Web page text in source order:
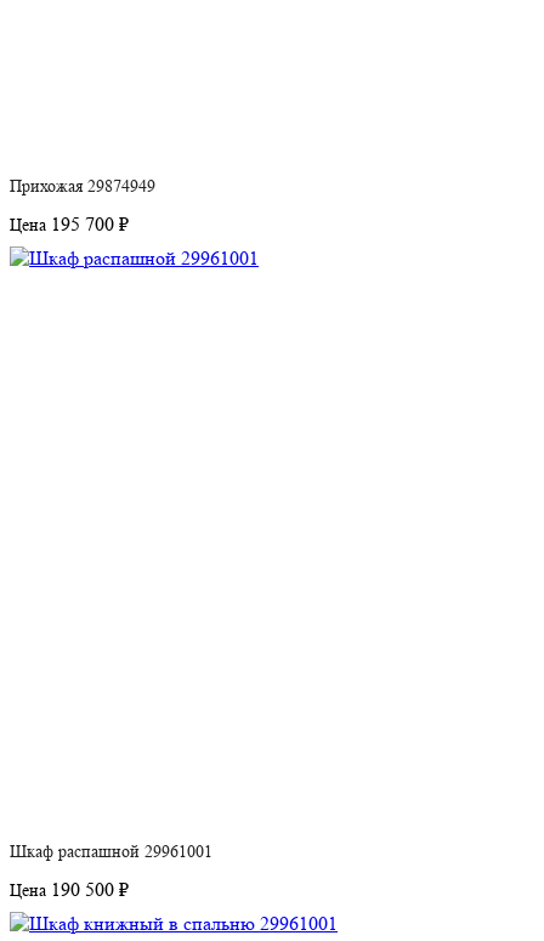
Прихожая 29874949
Цена 195 700 ₽
Шкаф распашной 29961001
Цена 190 500 ₽